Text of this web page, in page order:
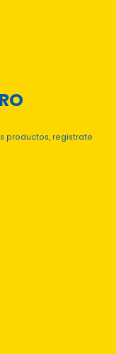
productos, registrate